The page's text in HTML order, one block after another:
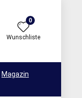
0
Wunschliste
Magazin